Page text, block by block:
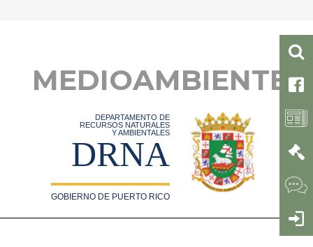
MEDIOAMBIENTE
DEPARTAMENTO DE
RECURSOS NATURALES
Y AMBIENTALES
DRNA
GOBIERNO DE PUERTO RICO